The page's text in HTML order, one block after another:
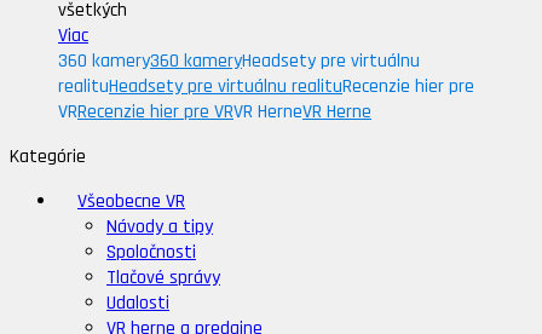
všetkých
Viac
360 kamery360 kameryHeadsety pre virtuálnu
realituHeadsety pre virtuálnu realituRecenzie hier pre
VRRecenzie hier pre VRVR HerneVR Herne
Kategórie
Všeobecne VR
Návody a tipy
Spoločnosti
Tlačové správy
Udalosti
VR herne a predajne